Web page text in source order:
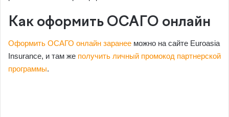
Как оформить ОСАГО онлайн
Оформить ОСАГО онлайн заранее можно на сайте Euroasia
Insurance, и там же получить личный промокод партнерской
программы.